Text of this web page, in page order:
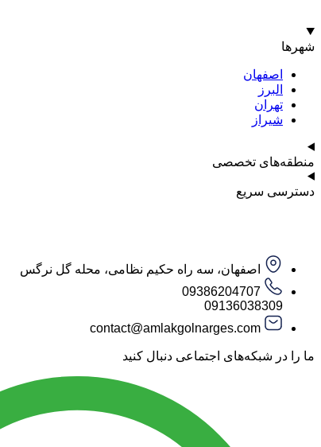
شهرها
اصفهان
البرز
تهران
شیراز
منطقه‌های تخصصی
دسترسی سریع
اصفهان، سه راه حکیم نظامی، محله گل نرگس
09386204707
09136038309
contact@amlakgolnarges.com
ما را در شبکه‌های اجتماعی دنبال کنید